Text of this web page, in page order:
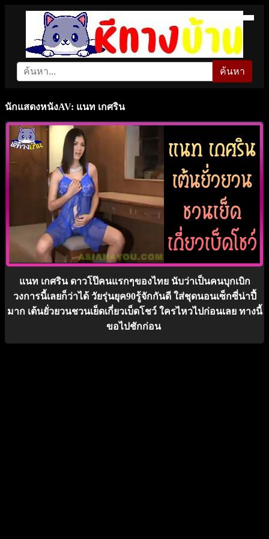
ค้นหา
นักแสดงหนังAV: แนท เกศริน
แนท เกศริน ดาวโป๊คนแรกๆของไทย นับว่าเป็นคนบุกเบิก
วงการนี้เลยก็ว่าได้ วัยรุ่นยุค90รู้จักกันดี ใส่ชุดนอนเซ็กซี่น่าปี้
มาก เต้นยั่วยวนชวนเย็ดเกี่ยวเบ็ดโชว์ ใครไหวไปก่อนเลย ทางนี้
ขอไปชักก่อน